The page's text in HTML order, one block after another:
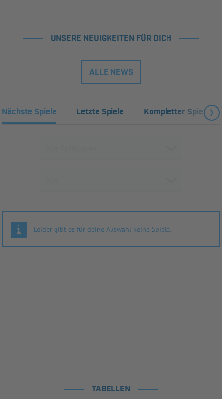
UNSERE NEUIGKEITEN FÜR DICH
ALLE NEWS
Nächste Spiele Letzte Spiele Kompletter Spielplan
Leider gibt es für deine Auswahl keine Spiele.
TABELLEN